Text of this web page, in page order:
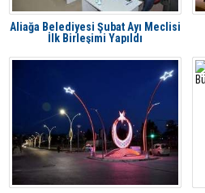
Aliağa Belediyesi Şubat Ayı Meclisi
İlk Birleşimi Yapıldı